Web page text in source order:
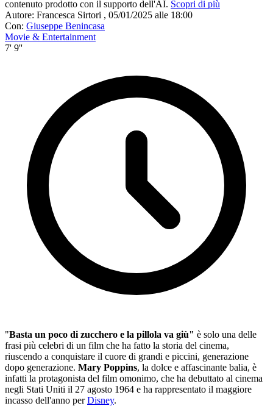
contenuto prodotto con il supporto dell'AI. Scopri di più
Autore: Francesca Sirtori , 05/01/2025 alle 18:00
Con: Giuseppe Benincasa
Movie & Entertainment
7' 9''
"Basta un poco di zucchero e la pillola va giù" è solo una delle
frasi più celebri di un film che ha fatto la storia del cinema,
riuscendo a conquistare il cuore di grandi e piccini, generazione
dopo generazione. Mary Poppins, la dolce e affascinante balia, è
infatti la protagonista del film omonimo, che ha debuttato al cinema
negli Stati Uniti il 27 agosto 1964 e ha rappresentato il maggiore
incasso dell'anno perDisney.